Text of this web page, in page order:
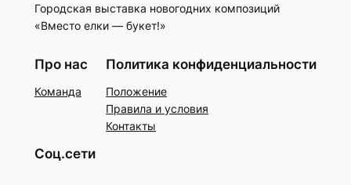
Городская выставка новогодних композиций
«Вместо елки — букет!»
Про нас
Команда
Политика конфиденциальности
Положение
Правила и условия
Контакты
Соц.сети